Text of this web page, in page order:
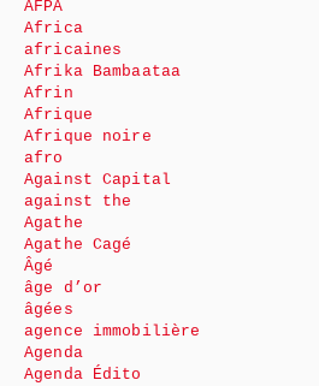
AFPA
Africa
africaines
Afrika Bambaataa
Afrin
Afrique
Afrique noire
afro
Against Capital
against the
Agathe
Agathe Cagé
Âgé
âge d’or
âgées
agence immobilière
Agenda
Agenda Édito